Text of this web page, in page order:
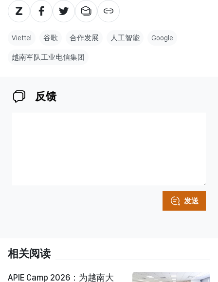
Viettel 谷歌 合作发展 人工智能 Google
越南军队工业电信集团
反馈
发送
相关阅读
APIE Camp 2026：为越南大